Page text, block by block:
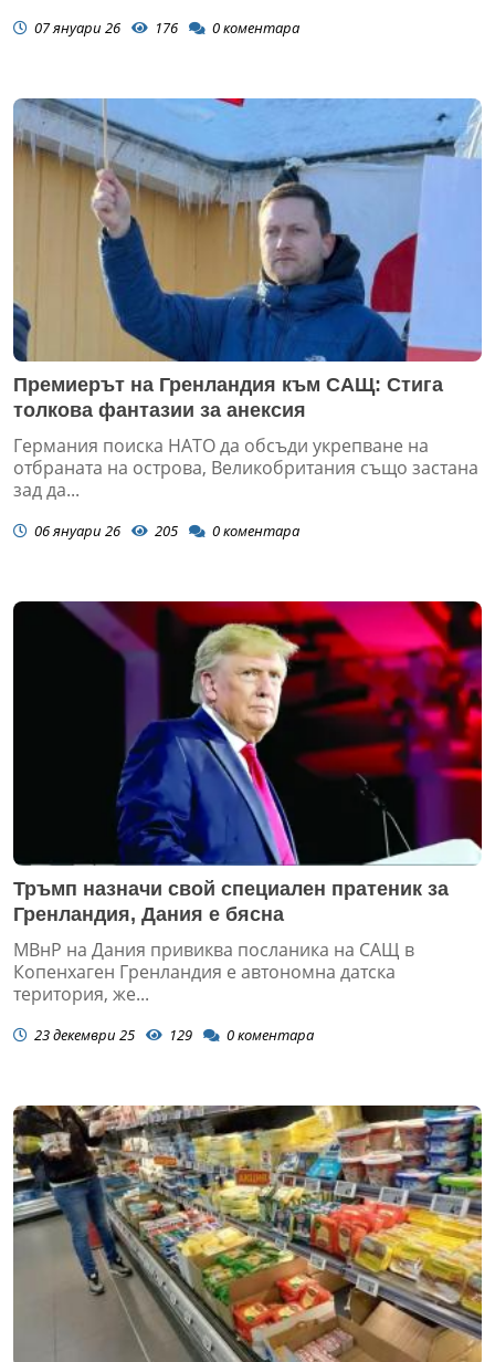
07 януари 26 176 0коментара
Премиерът на Гренландия към САЩ: Стига
толкова фантазии за анексия
Германия поиска НАТО да обсъди укрепване на
отбраната на острова, Великобритания също застана
зад да...
06 януари 26 205 0коментара
Тръмп назначи свой специален пратеник за
Гренландия, Дания е бясна
МВнР на Дания привиква посланика на САЩ в
Копенхаген Гренландия е автономна датска
територия, же...
23 декември 25 129 0коментара